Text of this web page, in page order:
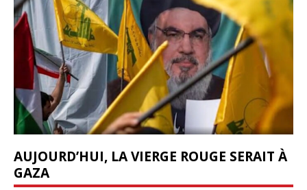
AUJOURD’HUI, LA VIERGE ROUGE SERAIT À
GAZA